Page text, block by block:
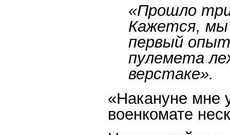
«Прошло
Кажется, мы
первый
пулемета
верстаке».
«Накануне мне
военкомате